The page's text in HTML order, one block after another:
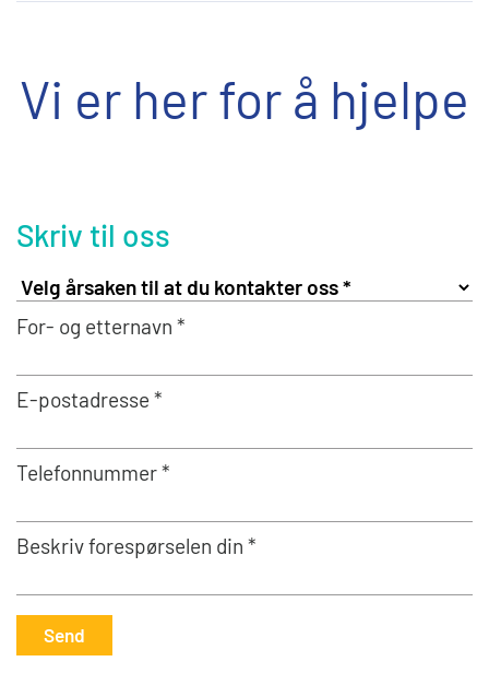
Vi er her for å hjelpe
Skriv til oss
For- og etternavn *
E-postadresse *
Telefonnummer *
Beskriv forespørselen din *
Send